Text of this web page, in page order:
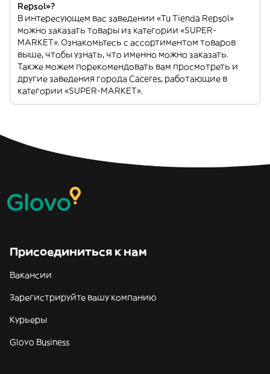
Repsol»?
В интересующем вас заведении «Tu Tienda Repsol»
можно заказать товары из категории «SUPER-
MARKET». Ознакомьтесь с ассортиментом товаров
выше, чтобы узнать, что именно можно заказать.
Также можем порекомендовать вам просмотреть и
другие заведения города Caceres, работающие в
категории «SUPER-MARKET».
Присоединиться к нам
Вакансии
Зарегистрируйте вашу компанию
Курьеры
Glovo Business